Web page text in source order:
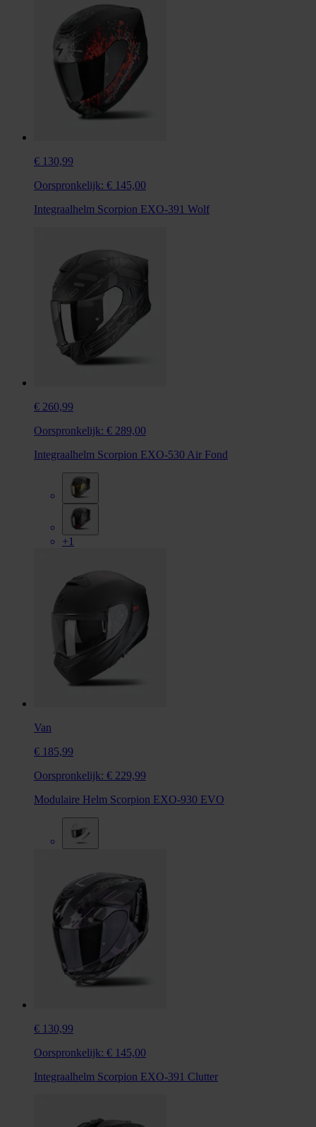
€ 130,99
Oorspronkelijk: € 145,00
Integraalhelm Scorpion EXO-391 Wolf
€ 260,99
Oorspronkelijk: € 289,00
Integraalhelm Scorpion EXO-530 Air Fond
+1
Van
€ 185,99
Oorspronkelijk: € 229,99
Modulaire Helm Scorpion EXO-930 EVO
€ 130,99
Oorspronkelijk: € 145,00
Integraalhelm Scorpion EXO-391 Clutter